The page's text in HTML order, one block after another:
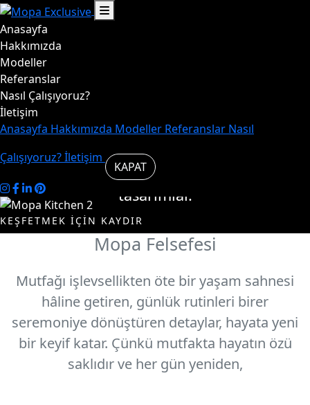
Anasayfa
Hakkımızda
Modeller
Referanslar
Nasıl Çalışıyoruz?
İletişim
Anasayfa Hakkımızda Modeller Referanslar Nasıl
Çalışıyoruz?İletişim
KAPAT
mutfakta
başlar.
Mutfakta şık ve özgün
tasarımlar.
Modelleri
İncele
Kimiz
KEŞFETMEK İÇİN KAYDIR
Mopa Felsefesi
Mutfağı işlevsellikten öte bir yaşam sahnesi
hâline getiren, günlük rutinleri birer
seremoniye dönüştüren detaylar, hayata yeni
bir keyif katar. Çünkü mutfakta hayatın özü
saklıdır ve her gün yeniden,